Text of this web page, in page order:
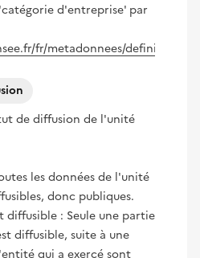
d'entreprise' par
fr/metadonnees/definition/
de diffusion de l'unité
les données de l'unité
donc publiques.
diffusible : Seule une partie
diffusible, suite à une
qui a exercé sont